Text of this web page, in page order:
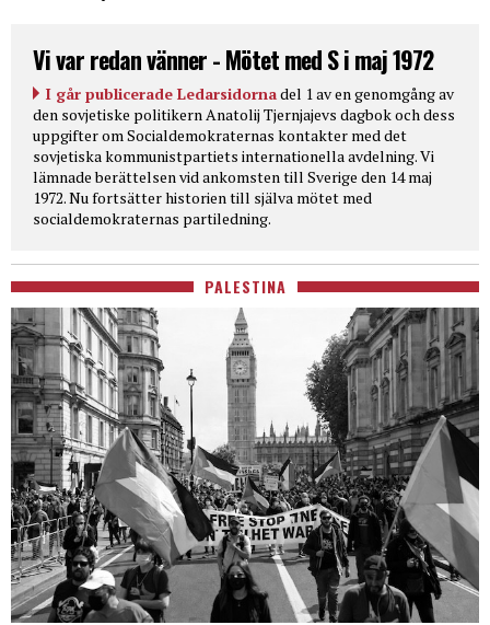
Vi var redan vänner - Mötet med S i maj 1972
I går publicerade Ledarsidornadel 1 av en genomgång av
den sovjetiske politikern Anatolij Tjernjajevs dagbok och dess
uppgifter om Socialdemokraternas kontakter med det
sovjetiska kommunistpartiets internationella avdelning. Vi
lämnade berättelsen vid ankomsten till Sverige den 14 maj
1972. Nu fortsätter historien till själva mötet med
socialdemokraternas partiledning.
PALESTINA